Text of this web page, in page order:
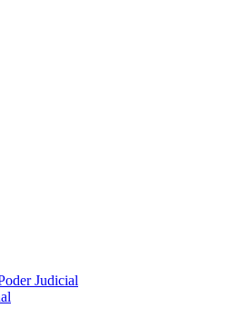
Judicial